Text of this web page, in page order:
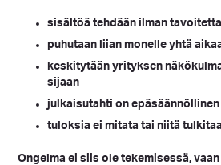
sisältöä tehdään ilman tavoitetta
puhutaan liian monelle yhtä
keskitytään yrityksen
sijaan
julkaisutahti on epäsäännöllinen
tuloksia ei mitata tai niitä
Ongelma ei siis ole tekemisessä,